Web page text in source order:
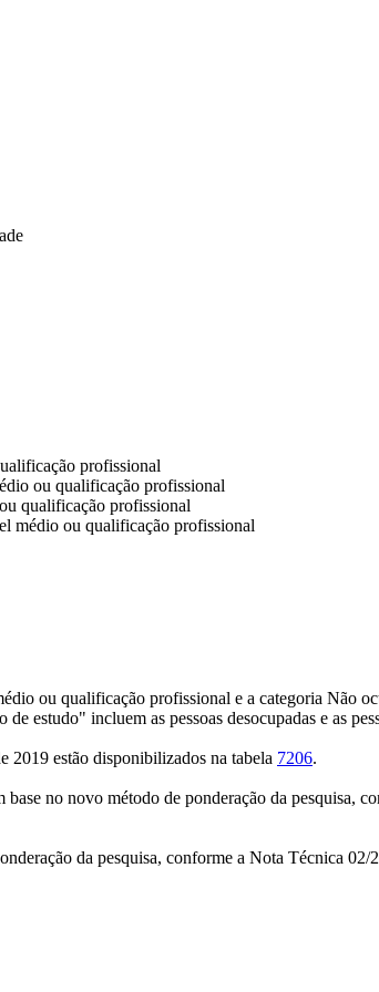
profissional
ou qualificação profissional
qualificação profissional
médio ou qualificação profissional
ou qualificação profissional e a categoria Não
estudo" incluem as pessoas desocupadas e as
2019 estão disponibilizados na tabela 7206.
no novo método de ponderação da pesquisa,
da pesquisa, conforme a Nota Técnica